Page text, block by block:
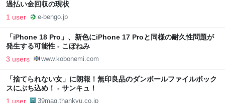
過払い金回収の現状
1 user e-bengo.jp
「iPhone 18 Pro」、新色にiPhone 17 Proと同様の耐久性問題が
発生する可能性 - こぼねみ
3 users www.kobonemi.com
「捨てられない女」に朗報！無印良品のダンボールファイルボック
スにぶち込め！ - サンキュ！
1 user 39mag.thankyu.co.jp